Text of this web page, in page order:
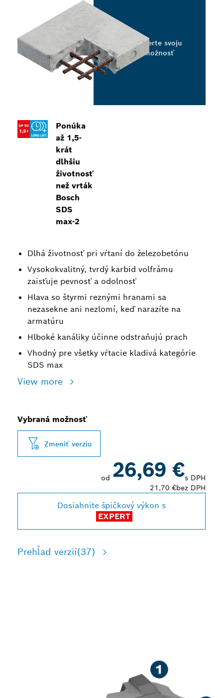
Ponúka
až 1,5-
krát
dlhšiu
životnosť
než vrták
Bosch
SDS
max-2
Dlhá životnosť pri vŕtaní do železobetónu
Vysokokvalitný, tvrdý karbid volfrámu
zaisťuje pevnosť a odolnosť
Hlava so štyrmi reznými hranami sa
nezasekne ani nezlomí, keď narazíte na
armatúru
Hlboké kanáliky účinne odstraňujú prach
Vhodný pre všetky vŕtacie kladivá kategórie
SDS max
View more
Vyberte svoju
možnosť
Vybraná možnosť
Zmeniť verziu
od 26,69 €s DPH
21,70 €bez DPH
Dosiahnite špičkový výkon s
EXPERT
Prehľad verzií(37)